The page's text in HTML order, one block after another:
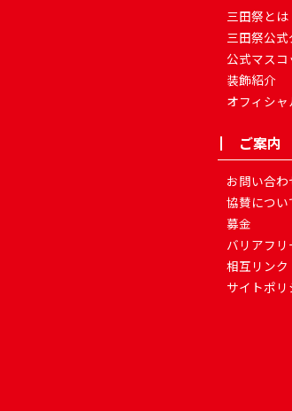
三田祭とは
三田祭公式
公式マスコ
装飾紹介
オフィシ
ご案内
お問い合わ
協賛につい
募金
バリアフリ
相互リンク
サイトポリ